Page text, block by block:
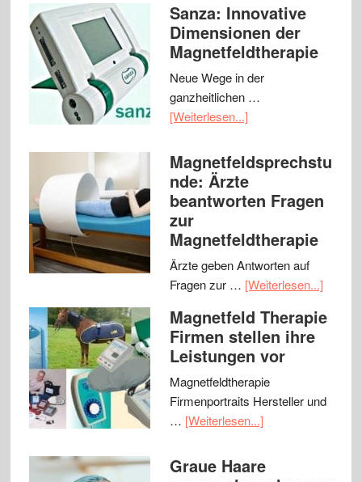
Sanza: Innovative
Dimensionen der
Magnetfeldtherapie
Neue Wege in der
ganzheitlichen …
[Weiterlesen...]
Magnetfeldsprechstu
nde: Ärzte
beantworten Fragen
zur
Magnetfeldtherapie
Ärzte geben Antworten auf
Fragen zur … [Weiterlesen...]
Magnetfeld Therapie
Firmen stellen ihre
Leistungen vor
Magnetfeldtherapie
Firmenportraits Hersteller und
… [Weiterlesen...]
Graue Haare